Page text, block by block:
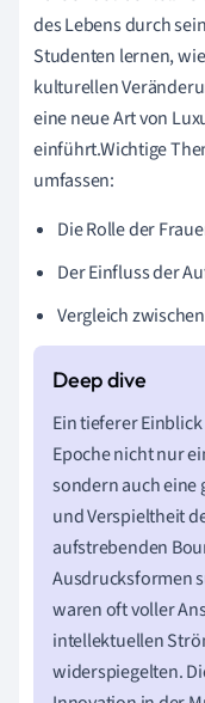
des Lebens durch
Studenten lernen,
kulturellen
eine neue Art von
einführt.Wichtige
umfassen:
Die Rolle der
Der Einfluss der
Vergleich
Ein tieferer
Epoche nicht nur
sondern auch eine
und Verspieltheit
aufstrebenden
Ausdrucksformen
waren oft voller
intellektuellen
widerspiegelten.